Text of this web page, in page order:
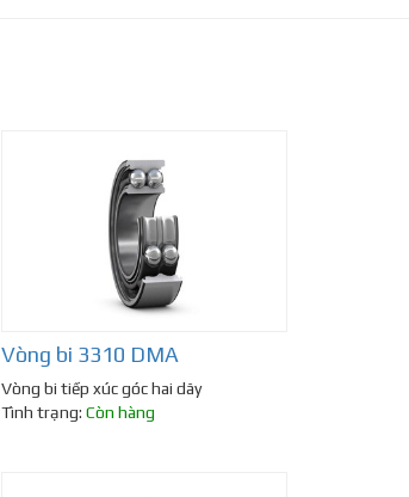
Vòng bi 3310 DMA
Vòng bi tiếp xúc góc hai dãy
Tình trạng: Còn hàng